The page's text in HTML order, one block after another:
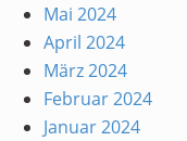
Mai 2024
April 2024
März 2024
Februar 2024
Januar 2024